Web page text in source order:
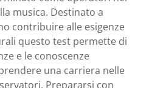
DI
E DEL
DI
musica. Destinato a
contribuire alle esigenze
questo test permette di
e le conoscenze
una carriera nelle
Prepararsi con